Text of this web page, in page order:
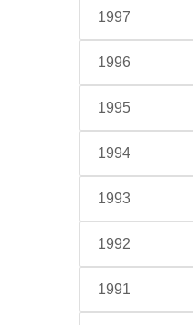
1997
1996
1995
1994
1993
1992
1991